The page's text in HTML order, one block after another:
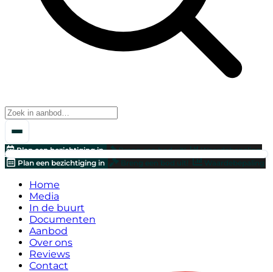
Plan een bezichtiging in Breng een bod uit!
Waardebepaling
Plan een bezichtiging in
Breng een bod uit! Waardebepaling
Home
Media
In de buurt
Documenten
Aanbod
Over ons
Reviews
Contact